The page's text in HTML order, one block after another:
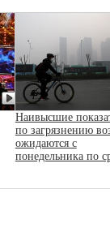
Наивысшие
по загрязнению
ожидаются с
понедельника по